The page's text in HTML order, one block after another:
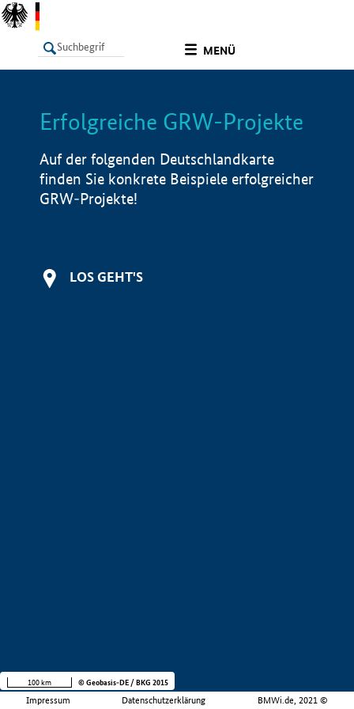
MENÜ
LISTE Info
Erfolgreiche GRW-Projekte
Auf der folgenden Deutschlandkarte
finden Sie konkrete Beispiele erfolgreicher
GRW-Projekte!
LOS GEHT'S
Impressum Datenschutzerklärung BMWi.de, 2021 ©
100 km © Geobasis-DE / BKG 2015